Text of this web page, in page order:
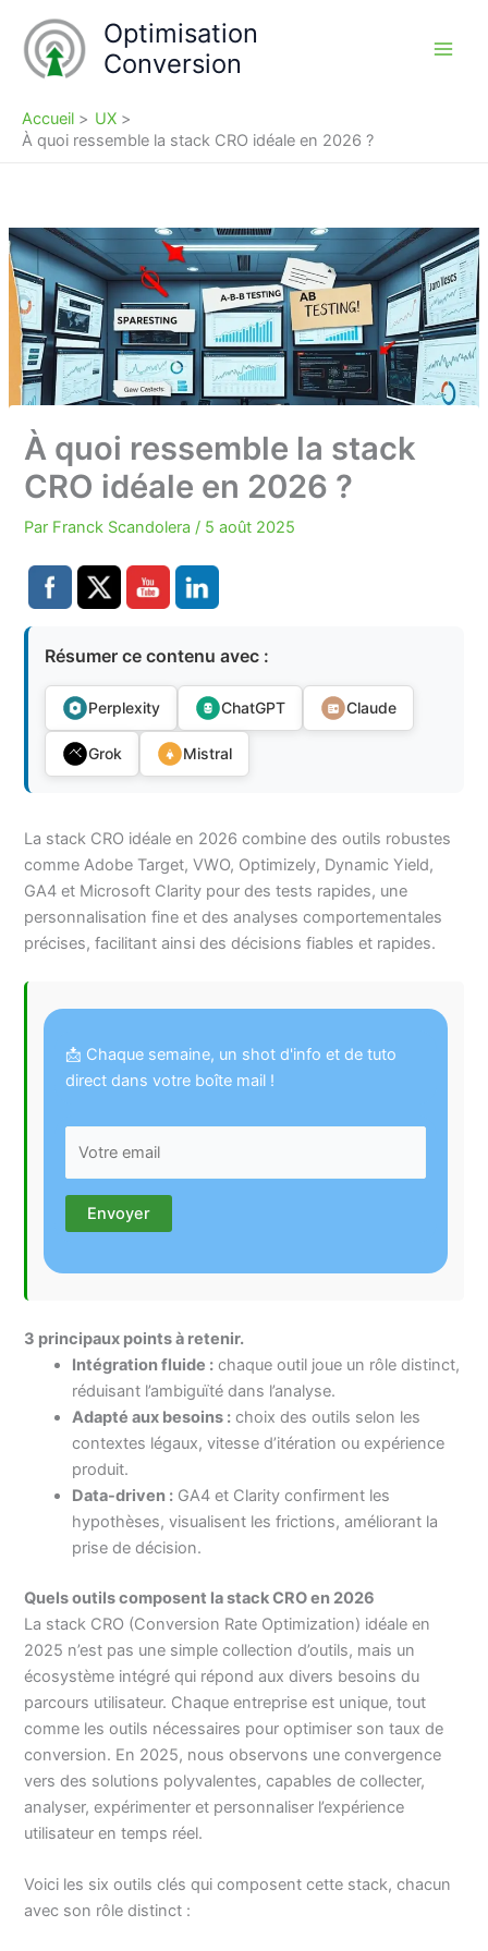
contenu
Optimisation
Conversion
Accueil
UX
À quoi ressemble la stack CRO idéale en 2026 ?
À quoi ressemble la stack
CRO idéale en 2026 ?
Par Franck Scandolera / 5 août 2025
Résumer ce contenu avec :
Perplexity ChatGPT Claude
Grok Mistral
La stack CRO idéale en 2026 combine des outils robustes
comme Adobe Target, VWO, Optimizely, Dynamic Yield,
GA4 et Microsoft Clarity pour des tests rapides, une
personnalisation fine et des analyses comportementales
précises, facilitant ainsi des décisions fiables et rapides.
📩 Chaque semaine, un shot d'info et de tuto
direct dans votre boîte mail !
3 principaux points à retenir.
Intégration fluide : chaque outil joue un rôle distinct,
réduisant l’ambiguïté dans l’analyse.
Adapté aux besoins : choix des outils selon les
contextes légaux, vitesse d’itération ou expérience
produit.
Data-driven : GA4 et Clarity confirment les
hypothèses, visualisent les frictions, améliorant la
prise de décision.
Quels outils composent la stack CRO en 2026
La stack CRO (Conversion Rate Optimization) idéale en
2025 n’est pas une simple collection d’outils, mais un
écosystème intégré qui répond aux divers besoins du
parcours utilisateur. Chaque entreprise est unique, tout
comme les outils nécessaires pour optimiser son taux de
conversion. En 2025, nous observons une convergence
vers des solutions polyvalentes, capables de collecter,
analyser, expérimenter et personnaliser l’expérience
utilisateur en temps réel.
Voici les six outils clés qui composent cette stack, chacun
avec son rôle distinct :